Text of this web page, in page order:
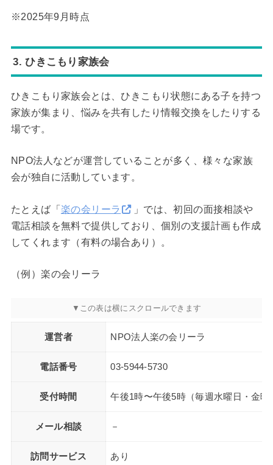
※2025年9月時点
3. ひきこもり家族会
ひきこもり家族会とは、ひきこもり状態にある子を持つ
家族が集まり、悩みを共有したり情報交換をしたりする
場です。
NPO法人などが運営していることが多く、様々な家族
会が独自に活動しています。
たとえば「 楽の会リーラ
」では、初回の面接相談や
電話相談を無料で提供しており、個別の支援計画も作成
してくれます（有料の場合あり）。
（例）楽の会リーラ
運営者 NPO法人楽の会リーラ
電話番号 03-5944-5730
受付時間 午後1時〜午後5時（毎週水曜日・金曜
メール相談 －
訪問サービス あり